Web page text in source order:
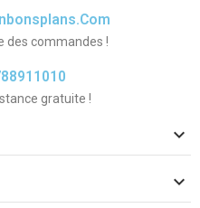
des commandes !
gratuite !

